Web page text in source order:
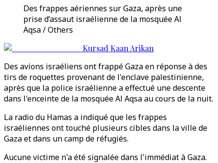
Des frappes aériennes sur Gaza, après une
prise d’assaut israélienne de la mosquée Al
Aqsa / Others
Kursad Kaan Arikan
Des avions israéliens ont frappé Gaza en réponse à des
tirs de roquettes provenant de l'enclave palestinienne,
après que la police israélienne a effectué une descente
dans l'enceinte de la mosquée Al Aqsa au cours de la nuit.
La radio du Hamas a indiqué que les frappes
israéliennes ont touché plusieurs cibles dans la ville de
Gaza et dans un camp de réfugiés.
Aucune victime n'a été signalée dans l'immédiat à Gaza.